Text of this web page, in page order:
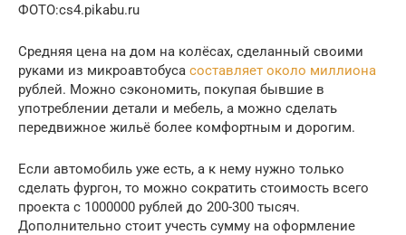
ФОТО:cs4.pikabu.ru
Средняя цена на дом на колёсах, сделанный своими
руками из микроавтобуса составляет около миллиона
рублей. Можно сэкономить, покупая бывшие в
употреблении детали и мебель, а можно сделать
передвижное жильё более комфортным и дорогим.
Если автомобиль уже есть, а к нему нужно только
сделать фургон, то можно сократить стоимость всего
проекта с 1000000 рублей до 200-300 тысяч.
Дополнительно стоит учесть сумму на оформление